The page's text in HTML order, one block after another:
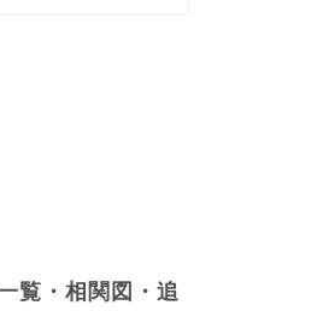
覧・相関図・追